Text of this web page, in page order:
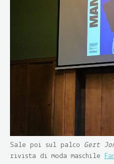
Sale poi sul palco Gert
rivista di moda maschile